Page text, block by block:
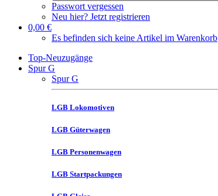
Passwort vergessen
Neu hier? Jetzt registrieren
0,00 €
Es befinden sich keine Artikel im Warenkorb
Top-Neuzugänge
Spur G
Spur G
LGB Lokomotiven
LGB Güterwagen
LGB Personenwagen
LGB Startpackungen